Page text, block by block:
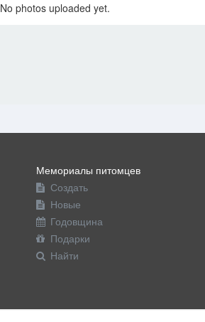
No photos uploaded yet.
Мемориалы питомцев
Создать
Новые
Годовщина
Подарки
Найти